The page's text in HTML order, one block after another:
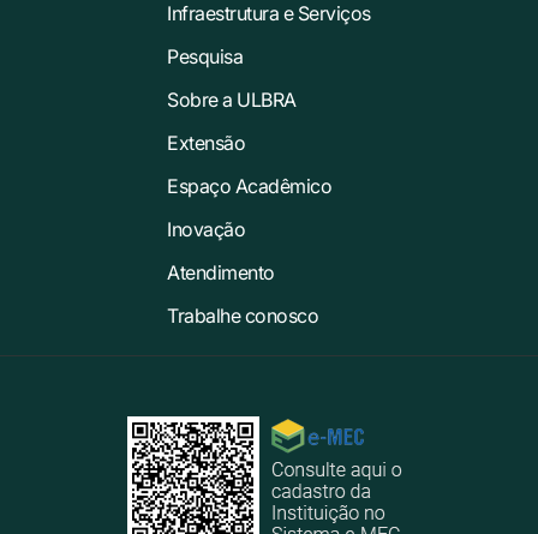
Infraestrutura e Serviços
Pesquisa
Sobre a ULBRA
Extensão
Espaço Acadêmico
Inovação
Atendimento
Trabalhe conosco